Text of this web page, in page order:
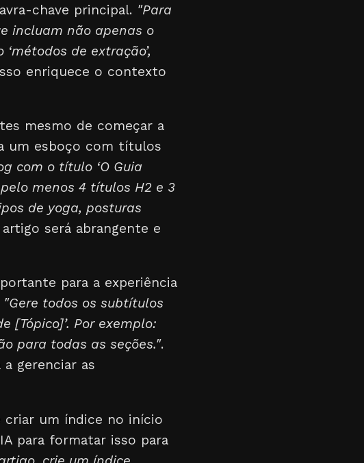
chave principal. "Para
incluam não apenas o
de extração’,
enriquece o contexto
mesmo de começar a
um esboço com títulos
com o título ‘O Guia
menos 4 títulos H2 e 3
de yoga, posturas
será abrangente e
para a experiência
"Gere todos os subtítulos
[Tópico]’. Por exemplo:
para todas as seções.".
gerenciar as
criar um índice no início
para formatar isso para